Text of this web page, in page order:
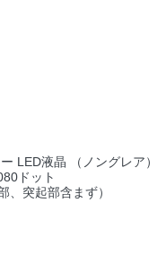
LED液晶 （ノングレア）
ドット
突起部含まず）